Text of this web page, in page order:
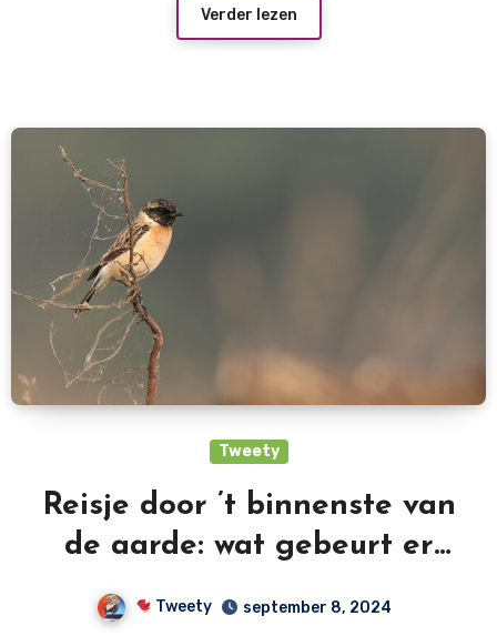
Verder lezen
Tweety
Reisje door ’t binnenste van
de aarde: wat gebeurt er
onder onze voeten?
Tweety september 8, 2024